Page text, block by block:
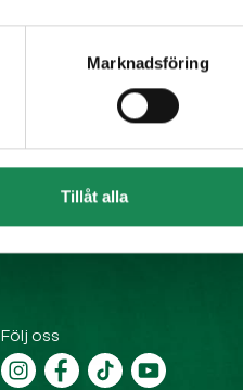
Marknadsföring
Tillåt alla
Följ oss